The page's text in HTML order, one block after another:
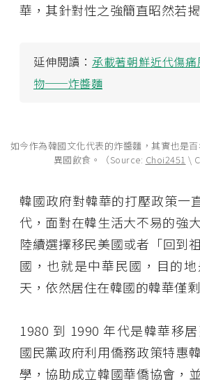
華，其針對性之強簡直昭然若揭
延伸閱讀： 承載著朝鮮近代傷
物──炸醬麵
如今作為韓國文化代表的炸醬麵，其實也是
異國飲食。（Source: Choi2451 \
韓國政府對韓華的打壓政策一
代，面對在韓生活大不易的強
陸續選擇移民美國或者「回
國，也就是中華民國，目的
天，依然居住在韓國的韓華僅
1980 到 1990 年代是韓華移
國民黨政府利用僑務政策特惠
學，協助成立韓國華僑協會，